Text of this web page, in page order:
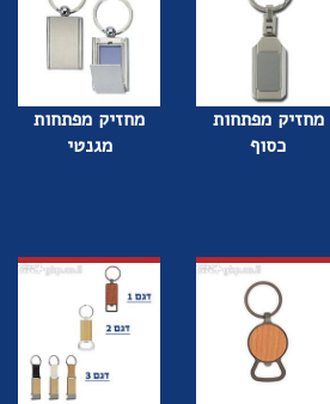
מחזיק מפתחות
כסוף
מחזיק מפתחות
מגנטי